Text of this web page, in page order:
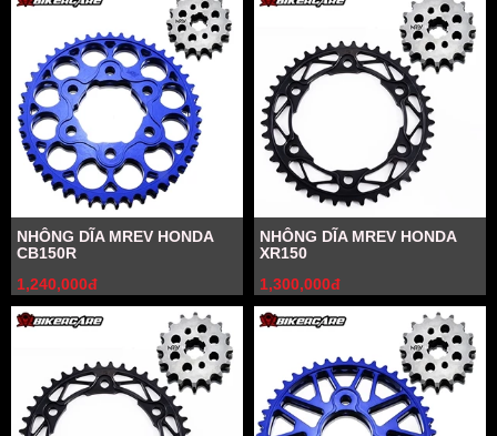
NHÔNG DĨA MREV HONDA
CB150R
1,240,000đ
NHÔNG DĨA MREV HONDA
XR150
1,300,000đ